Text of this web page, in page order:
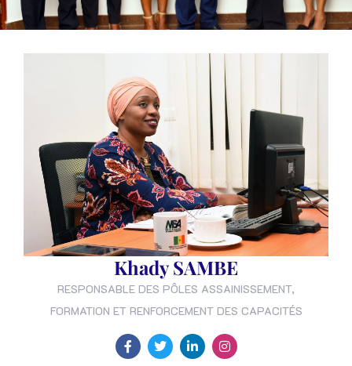
Khady SAMBE
RESPONSABLE DES PÔLES ASSAINISSEMENT,
FORMATION ET RENFORCEMENT DES CAPACITÉS